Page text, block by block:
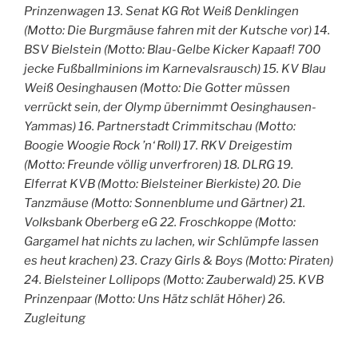
Prinzenwagen 13. Senat KG Rot Weiß Denklingen
(Motto: Die Burgmäuse fahren mit der Kutsche vor) 14.
BSV Bielstein (Motto: Blau-Gelbe Kicker Kapaaf! 700
jecke Fußballminions im Karnevalsrausch) 15. KV Blau
Weiß Oesinghausen (Motto: Die Gotter müssen
verrückt sein, der Olymp übernimmt Oesinghausen-
Yammas) 16. Partnerstadt Crimmitschau (Motto:
Boogie Woogie Rock ’n‘ Roll) 17. RKV Dreigestim
(Motto: Freunde völlig unverfroren) 18. DLRG 19.
Elferrat KVB (Motto: Bielsteiner Bierkiste) 20. Die
Tanzmäuse (Motto: Sonnenblume und Gärtner) 21.
Volksbank Oberberg eG 22. Froschkoppe (Motto:
Gargamel hat nichts zu lachen, wir Schlümpfe lassen
es heut krachen) 23. Crazy Girls & Boys (Motto: Piraten)
24. Bielsteiner Lollipops (Motto: Zauberwald) 25. KVB
Prinzenpaar (Motto: Uns Hätz schlät Höher) 26.
Zugleitung